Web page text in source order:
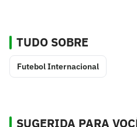
TUDO SOBRE
Futebol Internacional
SUGERIDA PARA